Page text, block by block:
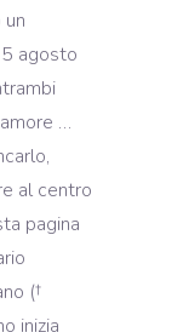
agosto
…
al centro
pagina
(†
inizia